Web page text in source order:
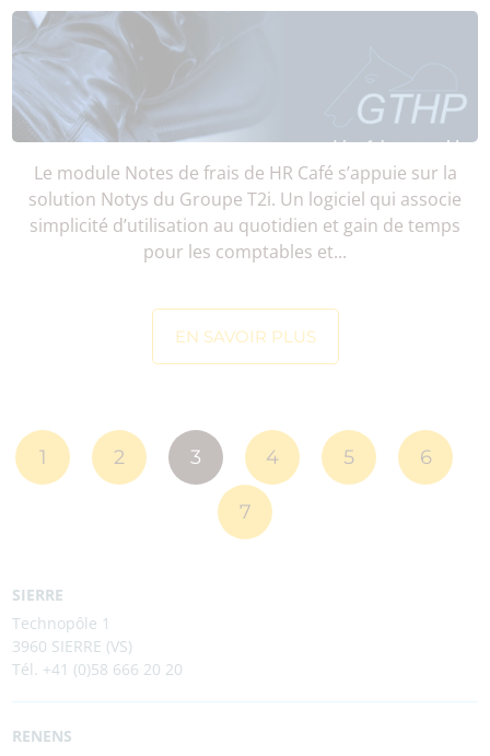
Le module Notes de frais de HR Café s’appuie sur la
solution Notys du Groupe T2i. Un logiciel qui associe
simplicité d’utilisation au quotidien et gain de temps
pour les comptables et...
EN SAVOIR PLUS
1 2 3 4 5 6
7
SIERRE
Technopôle 1
3960 SIERRE (VS)
Tél. +41 (0)58 666 20 20
RENENS